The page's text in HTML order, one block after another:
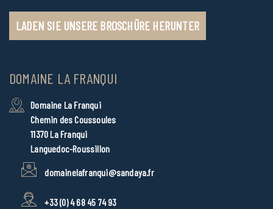
LADEN SIE UNSERE BROSCHÜRE HERUNTER
DOMAINE LA FRANQUI
Domaine La Franqui
Chemin des Coussoules
11370 La Franqui
Languedoc-Roussillon
domainelafranqui@sandaya.fr
+33 (0) 4 68 45 74 93